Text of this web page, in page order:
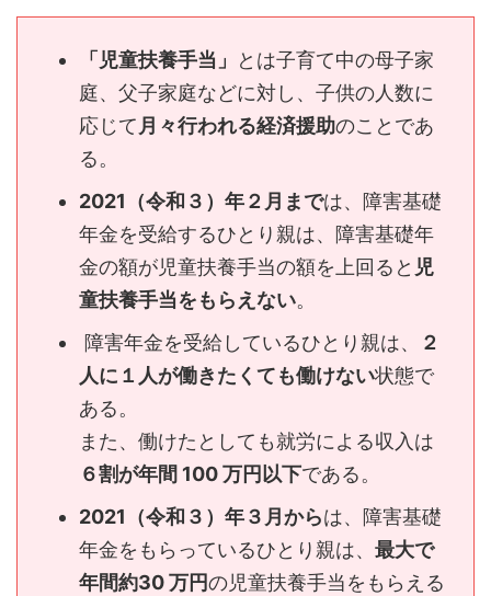
「児童扶養手当」
とは子育て中の母子家
庭、父子家庭などに対し、子供の人数に
応じて月々行われる経済援助のことであ
る。
2021（令和３）年２月までは、障害基礎
年金を受給するひとり親は、障害基礎年
金の額が児童扶養手当の額を上回ると 児
童扶養手当をもらえない。
障害年金を受給しているひとり親は、
２
人に１人が働きたくても働けない状態で
ある。
また、働けたとしても就労による収入は
６割が年間 100 万円以下である。
2021（令和３）年３月からは、障害基礎
年金をもらっているひとり親は、 最大で
年間約30 万円の児童扶養手当をもらえる